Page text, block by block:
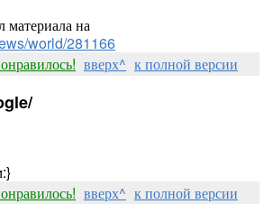
материала на
world/281166
вверх^ к полной версии
вверх^ к полной версии